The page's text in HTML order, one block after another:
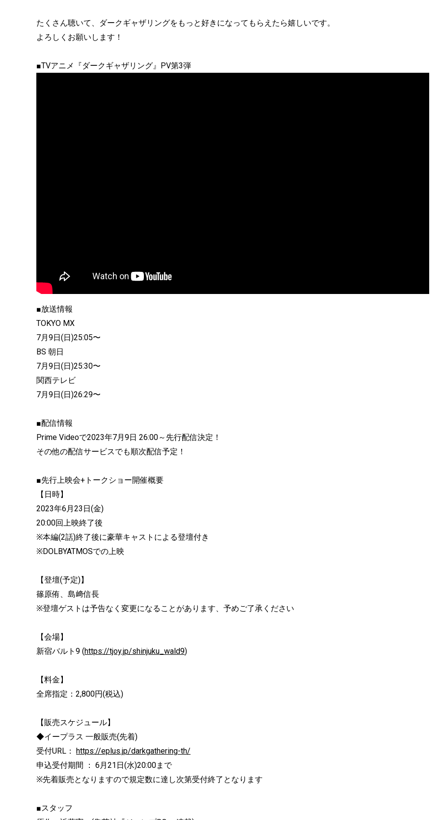
たくさん聴いて、ダークギャザリングをもっと好きになってもらえたら嬉しいです。
よろしくお願いします！
■TVアニメ『ダークギャザリング』PV第3弾
■放送情報
TOKYO MX
7月9日(日)25:05〜
BS 朝日
7月9日(日)25:30〜
関西テレビ
7月9日(日)26:29〜
■配信情報
Prime Videoで2023年7月9日 26:00～先行配信決定！
その他の配信サービスでも順次配信予定！
■先行上映会+トークショー開催概要
【日時】
2023年6月23日(金)
20:00回上映終了後
※本編(2話)終了後に豪華キャストによる登壇付き
※DOLBYATMOSでの上映
【登壇(予定)】
篠原侑、島﨑信長
※登壇ゲストは予告なく変更になることがあります、予めご了承ください
【会場】
新宿バルト9 (https://tjoy.jp/shinjuku_wald9)
【料金】
全席指定：2,800円(税込)
【販売スケジュール】
◆イープラス 一般販売(先着)
受付URL： https://eplus.jp/darkgathering-th/
申込受付期間 ： 6月21日(水)20:00まで
※先着販売となりますので規定数に達し次第受付終了となります
■スタッフ